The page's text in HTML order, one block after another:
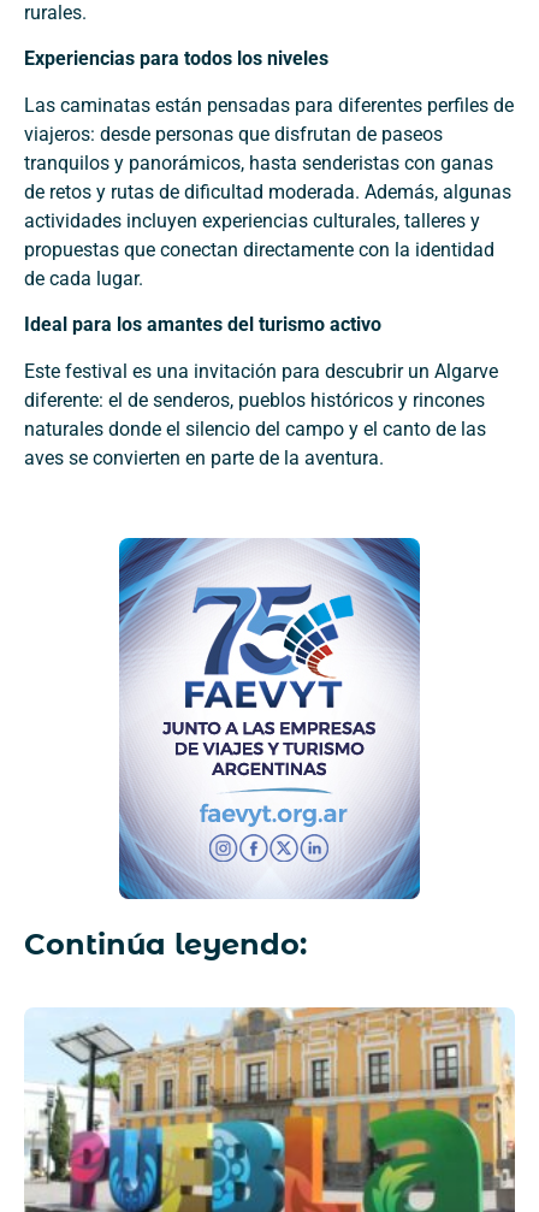
rurales.
Experiencias para todos los niveles
Las caminatas están pensadas para diferentes perfiles de
viajeros: desde personas que disfrutan de paseos
tranquilos y panorámicos, hasta senderistas con ganas
de retos y rutas de dificultad moderada. Además, algunas
actividades incluyen experiencias culturales, talleres y
propuestas que conectan directamente con la identidad
de cada lugar.
Ideal para los amantes del turismo activo
Este festival es una invitación para descubrir un Algarve
diferente: el de senderos, pueblos históricos y rincones
naturales donde el silencio del campo y el canto de las
aves se convierten en parte de la aventura.
Continúa leyendo: